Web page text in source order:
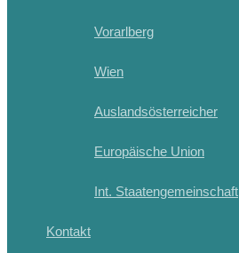
Vorarlberg
Wien
Auslandsösterreicher
Europäische Union
Int. Staatengemeinschaft
Kontakt